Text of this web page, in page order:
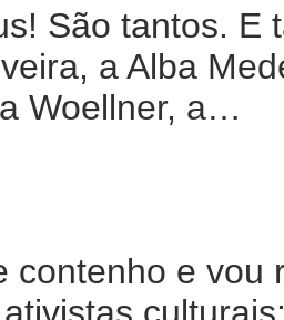
São tantos.
a Alba
Woellner, a…
contenho e vou